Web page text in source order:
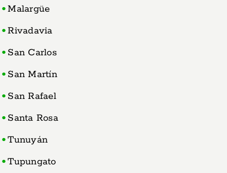
Malargüe
Rivadavia
San Carlos
San Martín
San Rafael
Santa Rosa
Tunuyán
Tupungato